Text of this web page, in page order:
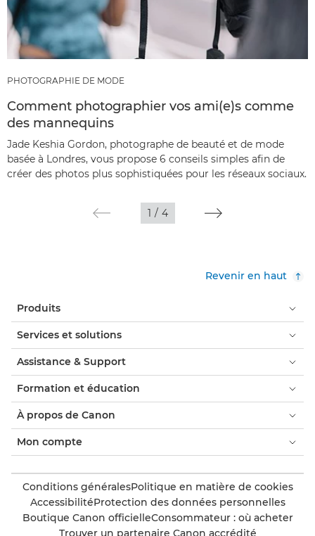
PHOTOGRAPHIE DE MODE
Comment photographier vos ami(e)s comme
des mannequins
Jade Keshia Gordon, photographe de beauté et de mode
basée à Londres, vous propose 6 conseils simples afin de
créer des photos plus sophistiquées pour les réseaux sociaux.
1 / 4
Revenir en haut
Produits
Services et solutions
Assistance & Support
Formation et éducation
À propos de Canon
Mon compte
Conditions généralesPolitique en matière de cookies
AccessibilitéProtection des données personnelles
Boutique Canon officielleConsommateur : où acheter
Trouver un partenaire Canon accrédité